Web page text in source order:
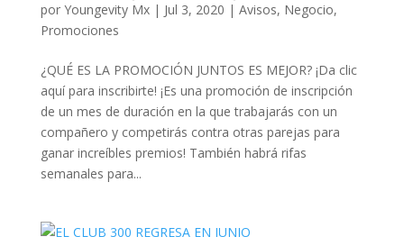
por Youngevity Mx| Jul 3, 2020 | Avisos, Negocio,
Promociones
¿QUÉ ES LA PROMOCIÓN JUNTOS ES MEJOR? ¡Da clic
aquí para inscribirte! ¡Es una promoción de inscripción
de un mes de duración en la que trabajarás con un
compañero y competirás contra otras parejas para
ganar increíbles premios! También habrá rifas
semanales para...